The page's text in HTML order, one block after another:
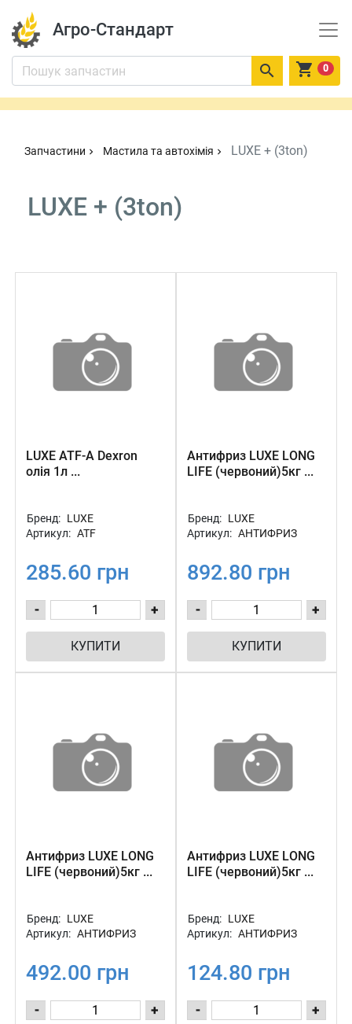
Агро-Стандарт
  0
Запчастини chevron_right Мастила та автохімія chevron_right LUXE + (3ton)
LUXE + (3ton)
LUXE ATF-A Dexron
олія 1л ...
Бренд: LUXE
Артикул: ATF
285.60 грн
- +
КУПИТИ
Антифриз LUXE LONG
LIFE (червоний)5кг ...
Бренд: LUXE
Артикул: АНТИФРИЗ
892.80 грн
- +
КУПИТИ
Антифриз LUXE LONG
LIFE (червоний)5кг ...
Бренд: LUXE
Артикул: АНТИФРИЗ
492.00 грн
- +
Антифриз LUXE LONG
LIFE (червоний)5кг ...
Бренд: LUXE
Артикул: АНТИФРИЗ
124.80 грн
- +